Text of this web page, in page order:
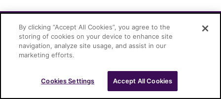
Cascione Advogados © 2026
By clicking “Accept All Cookies”, you agree to the
storing of cookies on your device to enhance site
navigation, analyze site usage, and assist in our
marketing efforts.
Cookies Settings Accept All Cookies